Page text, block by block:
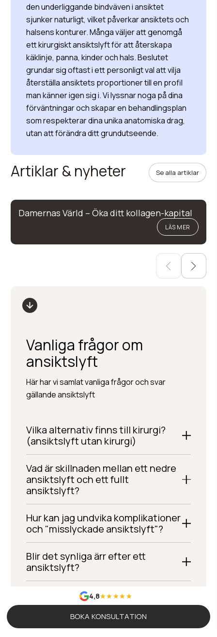
den underliggande bindväven i ansiktet
sjunker naturligt, vilket påverkar ansiktets och
halsens konturer. Många väljer att genomgå
ett kirurgiskt ansiktslyft för att återskapa
käklinje, panna, kinder och hals. Beslutet
grundar sig oftast i ett personligt val att vilja
återställa ansiktets proportioner till en profil
man känner igen sig i. Vi lyssnar noga på dina
förväntningar och skapar en behandlingsplan
som respekterar dina unika anatomiska drag,
utan att förändra ditt grundutseende.
Artiklar & nyheter Se alla artiklar
Damernas Värld – Öka ditt kollagen-kapital
LÄS MER
Vanliga frågor om
ansiktslyft
Här har vi samlat vanliga frågor och svar
gällande ansiktslyft
Vilka alternativ finns till kirurgi?
(ansiktslyft utan kirurgi)
Vad är skillnaden mellan ett nedre
ansiktslyft och ett fullt
ansiktslyft?
Hur kan jag undvika komplikationer
och "misslyckade ansiktslyft"?
Blir det synliga ärr efter ett
ansiktslyft?
Hur lång är återhämtningen och
eftervården?
4,8
BOKA KONSULTATION